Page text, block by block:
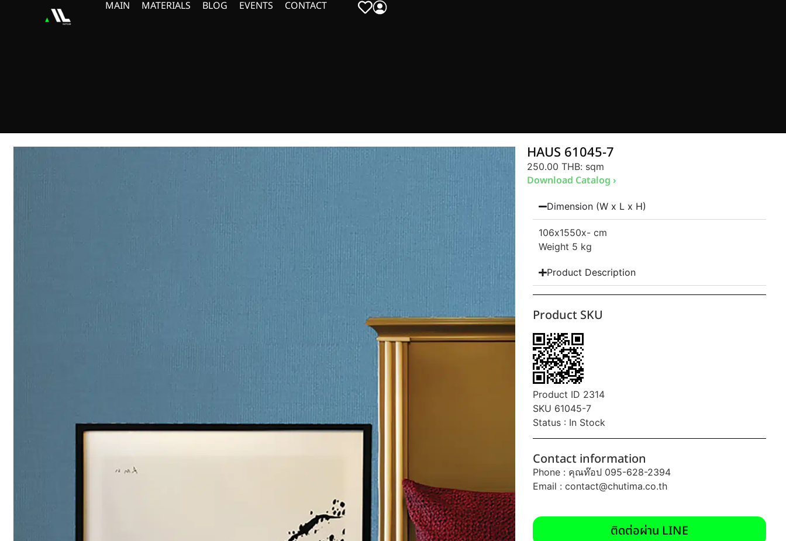
MAIN MATERIALS BLOG EVENTS CONTACT
HAUS 61045-7
250.00 THB: sqm
Download Catalog ›
Dimension (W x L x H)
106x1550x- cm
Weight 5 kg
Product Description
Product SKU
Product ID 2314
SKU 61045-7
Status : In Stock
Contact information
Phone : คุณท๊อป 095-628-2394
Email :contact@chutima.co.th
ติดต่อผ่าน LINE